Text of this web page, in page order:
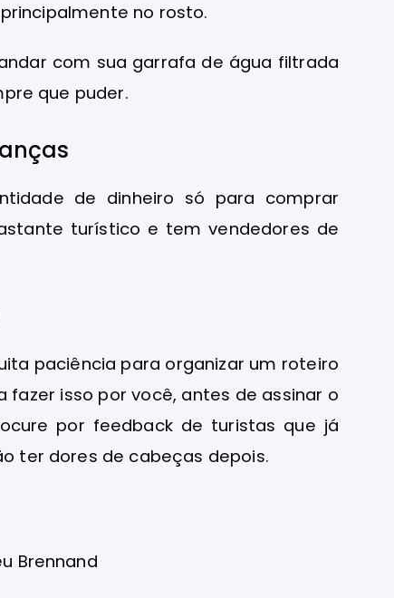
no rosto.
com sua garrafa de água filtrada
que puder.
de dinheiro só para comprar
turístico e tem vendedores de
paciência para organizar um roteiro
isso por você, antes de assinar o
por feedback de turistas que já
ter dores de cabeças depois.